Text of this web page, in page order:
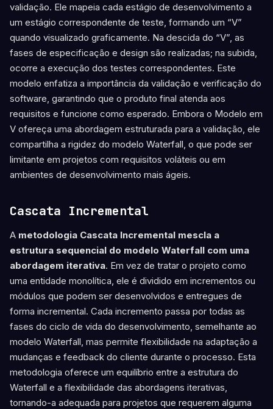
validação. Ele mapeia cada estágio de desenvolvimento a
um estágio correspondente de teste, formando um “V”
quando visualizado graficamente. Na descida do “V”, as
fases de especificação e design são realizadas; na subida,
ocorre a execução dos testes correspondentes. Este
modelo enfatiza a importância da validação e verificação do
software, garantindo que o produto final atenda aos
requisitos e funcione como esperado. Embora o Modelo em
V ofereça uma abordagem estruturada para a validação, ele
compartilha a rigidez do modelo Waterfall, o que pode ser
limitante em projetos com requisitos voláteis ou em
ambientes de desenvolvimento mais ágeis.
Cascata Incremental
A metodologia Cascata Incremental mescla a
estrutura sequencial do modelo Waterfall com uma
abordagem iterativa. Em vez de tratar o projeto como
uma entidade monolítica, ele é dividido em incrementos ou
módulos que podem ser desenvolvidos e entregues de
forma incremental. Cada incremento passa por todas as
fases do ciclo de vida do desenvolvimento, semelhante ao
modelo Waterfall, mas permite flexibilidade na adaptação a
mudanças e feedback do cliente durante o processo. Esta
metodologia oferece um equilíbrio entre a estrutura do
Waterfall e a flexibilidade das abordagens iterativas,
tornando-a adequada para projetos que requerem alguma